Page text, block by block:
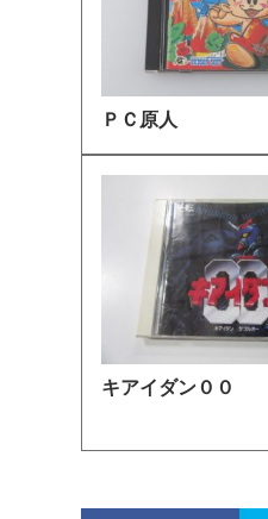
ＰＣ原人
キアイダン００